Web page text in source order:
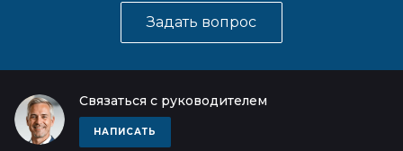
Задать вопрос
Связаться с руководителем
НАПИСАТЬ